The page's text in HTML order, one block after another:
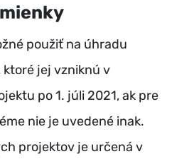
použiť na úhradu
ktoré jej vzniknú v
po 1. júli 2021, ak pre
nie je uvedené inak.
projektov je určená v